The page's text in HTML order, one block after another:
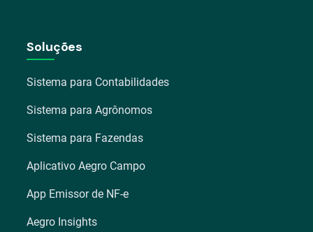
Soluções
Sistema para Contabilidades
Sistema para Agrônomos
Sistema para Fazendas
Aplicativo Aegro Campo
App Emissor de NF-e
Aegro Insights